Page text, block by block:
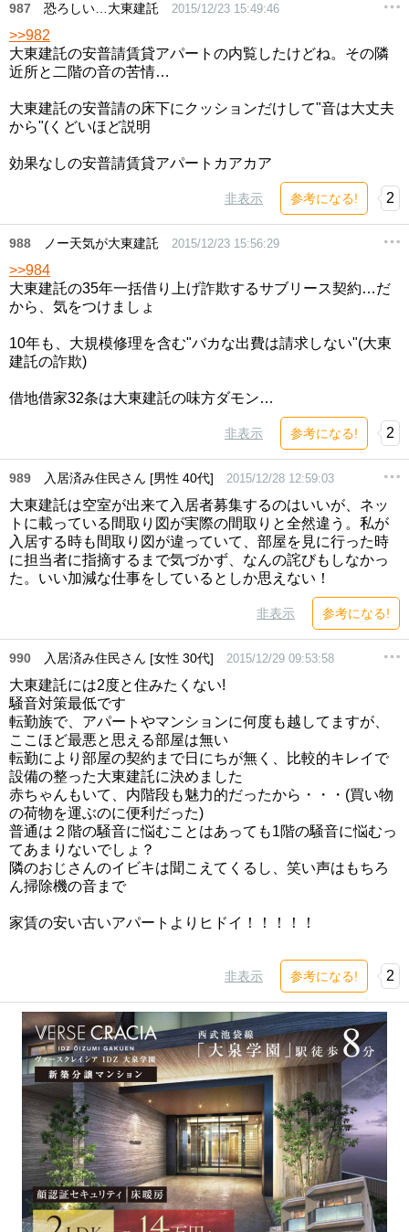
987 恐ろしい…大東建託 2015/12/23 15:49:46
>>982
大東建託の安普請賃貸アパートの内覧したけどね。その隣
近所と二階の音の苦情…
大東建託の安普請の床下にクッションだけして"音は大丈夫
から"(くどいほど説明
効果なしの安普請賃貸アパートカアカア
非表示 参考になる! 2
988 ノー天気が大東建託 2015/12/23 15:56:29
>>984
大東建託の35年一括借り上げ詐欺するサブリース契約…だ
から、気をつけましょ
10年も、大規模修理を含む"バカな出費は請求しない"(大東
建託の詐欺)
借地借家32条は大東建託の味方ダモン…
非表示 参考になる! 2
989 入居済み住民さん [男性 40代] 2015/12/28 12:59:03
大東建託は空室が出来て入居者募集するのはいいが、ネッ
トに載っている間取り図が実際の間取りと全然違う。私が
入居する時も間取り図が違っていて、部屋を見に行った時
に担当者に指摘するまで気づかず、なんの詫びもしなかっ
た。いい加減な仕事をしているとしか思えない！
非表示 参考になる!
990 入居済み住民さん [女性 30代] 2015/12/29 09:53:58
大東建託には2度と住みたくない!
騒音対策最低です
転勤族で、アパートやマンションに何度も越してますが、
ここほど最悪と思える部屋は無い
転勤により部屋の契約まで日にちが無く、比較的キレイで
設備の整った大東建託に決めました
赤ちゃんもいて、内階段も魅力的だったから・・・(買い物
の荷物を運ぶのに便利だった)
普通は２階の騒音に悩むことはあっても1階の騒音に悩むっ
てあまりないでしょ？
隣のおじさんのイビキは聞こえてくるし、笑い声はもちろ
ん掃除機の音まで
家賃の安い古いアパートよりヒドイ！！！！！
非表示 参考になる! 2